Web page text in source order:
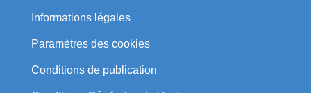
Informations légales
Paramètres des cookies
Conditions de publication